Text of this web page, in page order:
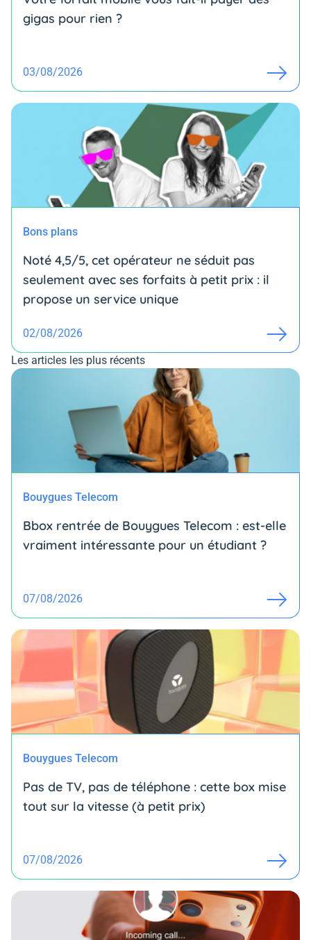
gigas pour rien ?
03/08/2026
Bons plans
Noté 4,5/5, cet opérateur ne séduit pas
seulement avec ses forfaits à petit prix : il
propose un service unique
02/08/2026
Les articles les plus récents
Bouygues Telecom
Bbox rentrée de Bouygues Telecom : est-elle
vraiment intéressante pour un étudiant ?
07/08/2026
Bouygues Telecom
Pas de TV, pas de téléphone : cette box mise
tout sur la vitesse (à petit prix)
07/08/2026